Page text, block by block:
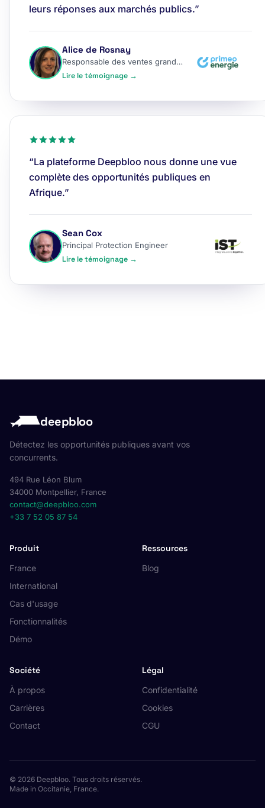
leurs réponses aux marchés publics.”
Alice de Rosnay
Responsable des ventes grands comptes
Lire le témoignage →
“La plateforme Deepbloo nous donne une vue
complète des opportunités publiques en
Afrique.”
Sean Cox
Principal Protection Engineer
Lire le témoignage →
deepbloo
Détectez les opportunités publiques avant vos
concurrents.
494 Rue Léon Blum
34000 Montpellier, France
contact@deepbloo.com
+33 7 52 05 87 54
Produit
France
International
Cas d'usage
Fonctionnalités
Démo
Ressources
Blog
Société
À propos
Carrières
Contact
Légal
Confidentialité
Cookies
CGU
© 2026 Deepbloo. Tous droits réservés.
Made in Occitanie, France.